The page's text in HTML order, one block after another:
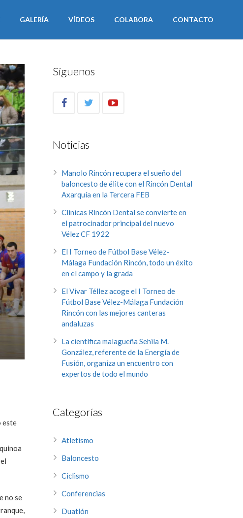
GALERÍA VÍDEOS COLABORA CONTACTO
este
no se
Síguenos
Noticias
Manolo Rincón recupera el sueño del
baloncesto de élite con el Rincón Dental
Axarquía en la Tercera FEB
Clínicas Rincón Dental se convierte en
el patrocinador principal del nuevo
Vélez CF 1922
El I Torneo de Fútbol Base Vélez-
Málaga Fundación Rincón, todo un éxito
en el campo y la grada
El Vivar Téllez acoge el I Torneo de
Fútbol Base Vélez-Málaga Fundación
Rincón con las mejores canteras
andaluzas
La científica malagueña Sehila M.
González, referente de la Energía de
Fusión, organiza un encuentro con
expertos de todo el mundo
Categorías
Atletismo
Baloncesto
Ciclismo
Conferencias
Duatlón